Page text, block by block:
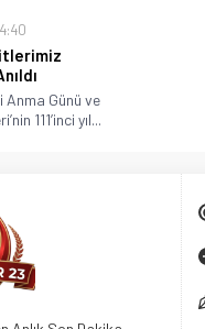
Anma Günü ve
111’inci yıl...